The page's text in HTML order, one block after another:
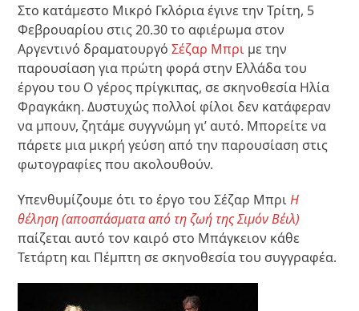
Στο κατάμεστο Μικρό Γκλόρια έγινε την Τρίτη, 5
Φεβρουαρίου στις 20.30 το αφιέρωμα στον
Αργεντινό δραματουργό Σέζαρ Μπρι με την
παρουσίαση για πρώτη φορά στην Ελλάδα του
έργου του Ο γέρος πρίγκιπας, σε σκηνοθεσία Ηλία
Φραγκάκη. Δυστυχώς πολλοί φίλοι δεν κατάφεραν
να μπουν, ζητάμε συγγνώμη γι’ αυτό. Μπορείτε να
πάρετε μια μικρή γεύση από την παρουσίαση στις
φωτογραφίες που ακολουθούν.
Υπενθυμίζουμε ότι το έργο του Σέζαρ ΜπριΗ
θέληση (αποσπάσματα από τη ζωή της Σιμόν Βέιλ)
παίζεται αυτό τον καιρό στο Μπάγκειον κάθε
Τετάρτη και Πέμπτη σε σκηνοθεσία του συγγραφέα.